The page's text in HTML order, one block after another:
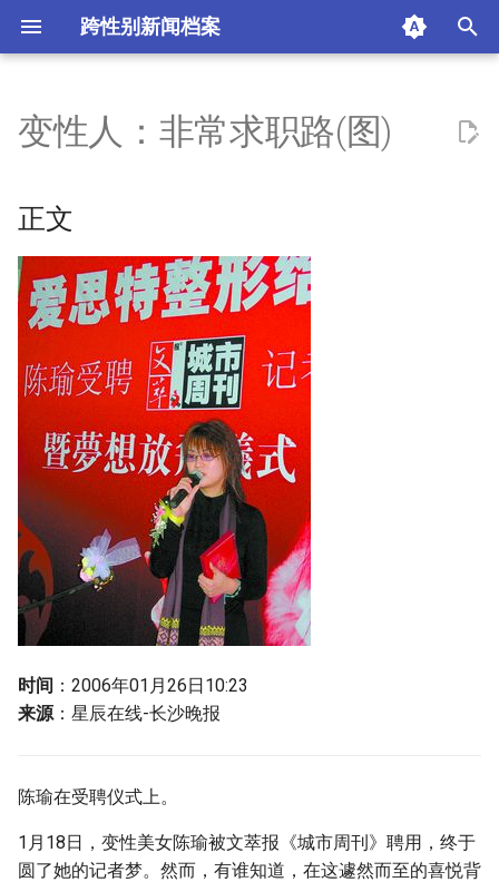
跨性别新闻档案
i
a
z
g
s
e
r
c
正文
陈瑜：找工作不敢写性别
李振：社会歧视压得我喘不过
气
专家：应给变性人平等机会
摘要与附加信息
附加信息 [Processed Page
Metadata]
变性人：非常求职路(图)
正文
时间 ：2006年01月26日10:23
来源：星辰在线-长沙晚报
陈瑜在受聘仪式上。
1月18日，变性美女陈瑜被文萃报《城市周刊》聘用，终于
圆了她的记者梦。然而，有谁知道，在这遽然而至的喜悦背